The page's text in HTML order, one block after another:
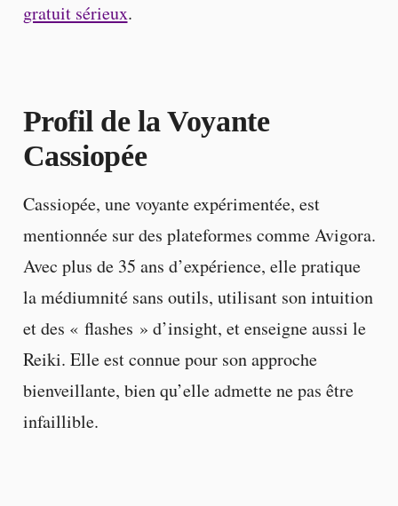
gratuit sérieux.
Profil de la Voyante
Cassiopée
Cassiopée, une voyante expérimentée, est
mentionnée sur des plateformes comme Avigora.
Avec plus de 35 ans d’expérience, elle pratique
la médiumnité sans outils, utilisant son intuition
et des « flashes » d’insight, et enseigne aussi le
Reiki. Elle est connue pour son approche
bienveillante, bien qu’elle admette ne pas être
infaillible.